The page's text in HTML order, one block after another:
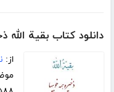
دانلود کتاب بقیة
از: